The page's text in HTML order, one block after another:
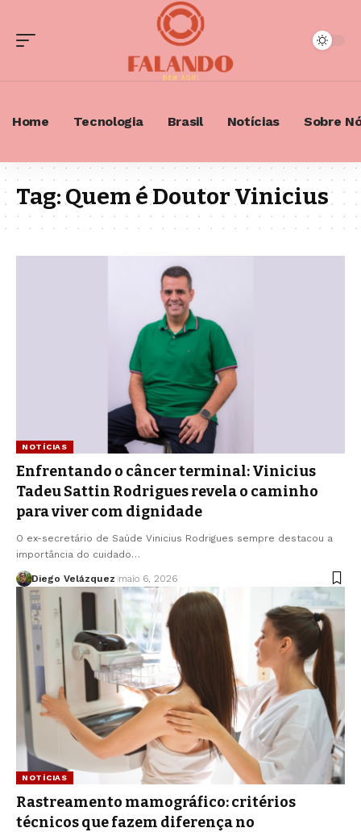
Home Tecnologia Brasil Notícias Sobre
Tag:Quem é Doutor Vinicius
NOTÍCIAS
Enfrentando o câncer terminal: Vinicius
Tadeu Sattin Rodrigues revela o caminho
para viver com dignidade
O ex-secretário de Saúde Vinicius Rodrigues sempre destacou a
importância do cuidado…
Diego Velázquez maio 6, 2026
NOTÍCIAS
Rastreamento mamográfico: critérios
técnicos que fazem diferença no